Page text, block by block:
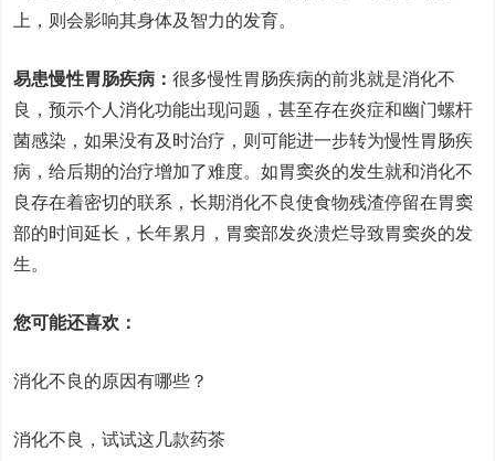
上，则会影响其身体及智力的发育。
易患慢性胃肠疾病：很多慢性胃肠疾病的前兆就是消化不
良，预示个人消化功能出现问题，甚至存在炎症和幽门螺杆
菌感染，如果没有及时治疗，则可能进一步转为慢性胃肠疾
病，给后期的治疗增加了难度。如胃窦炎的发生就和消化不
良存在着密切的联系，长期消化不良使食物残渣停留在胃窦
部的时间延长，长年累月，胃窦部发炎溃烂导致胃窦炎的发
生。
您可能还喜欢：
消化不良的原因有哪些？
消化不良，试试这几款药茶